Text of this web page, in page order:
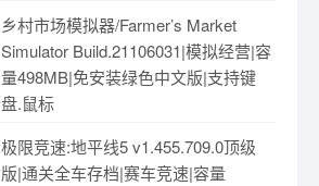
乡村市场模拟器/Farmer’s Market
Simulator Build.21106031|模拟经营|容
量498MB|免安装绿色中文版|支持键
盘.鼠标
极限竞速:地平线5 v1.455.709.0顶级
版|通关全车存档|赛车竞速|容量